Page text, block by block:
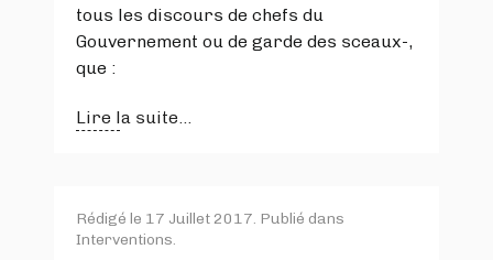
tous les discours de chefs du
Gouvernement ou de garde des sceaux-,
que :
Lire la suite...
Rédigé le 17 Juillet 2017. Publié dans
Interventions.